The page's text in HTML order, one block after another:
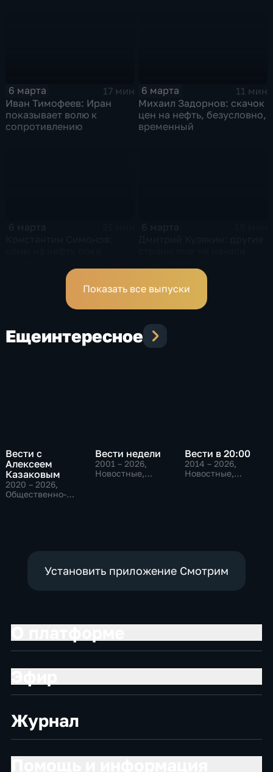
6 марта
17 мин
Иван Тимофеев: Иран
показывает волю к
сопротивлению
6 марта
11 мин
Михаил Задорнов: скачок
цен на нефть, безусловно,
временный
которые прошла РФ
Показать все выпуски
Ещеинтересное
Вести с
Алексеем
Казаковым
2020 – 2026,
Общественно-
Вести недели
2001 – 2026,
Новостные,
Вести в 20:00
2014 – 2026,
Новостные,
Установить приложение Смотрим
Журнал